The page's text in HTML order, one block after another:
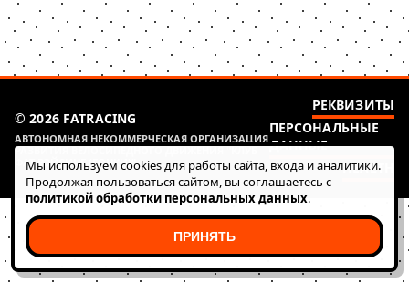
© 2026 FATRACING
АВТОНОМНАЯ НЕКОММЕРЧЕСКАЯ ОРГАНИЗАЦИЯ
РАЗВИТИЯ ВЕЛОСИПЕДНОГО ДВИЖЕНИЯ "КЛУБ
ФАТ РЭЙСИНГ (ГОНКИ)"
РЕКВИЗИТЫ
ПЕРСОНАЛЬНЫЕ
ДАННЫЕ
HEALTH
Мы используем cookies для работы сайта, входа и аналитики.
Продолжая пользоваться сайтом, вы соглашаетесь с
политикой обработки персональных данных.
ПРИНЯТЬ